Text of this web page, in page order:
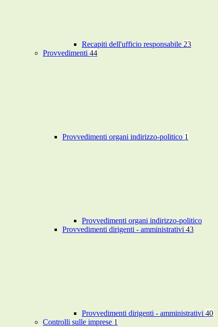
Recapiti dell'ufficio responsabile 23
Provvedimenti 44
Provvedimenti organi indirizzo-politico 1
Provvedimenti organi indirizzo-politico
Provvedimenti dirigenti - amministrativi 43
Provvedimenti dirigenti - amministrativi 40
Controlli sulle imprese 1